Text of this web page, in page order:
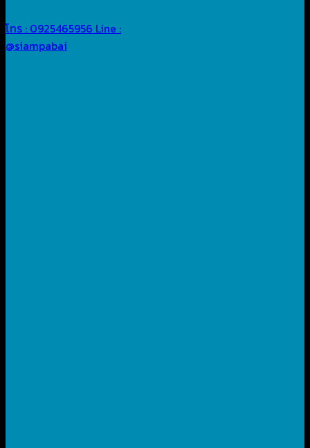
โทร : 0925465956 Line :
@siampabai